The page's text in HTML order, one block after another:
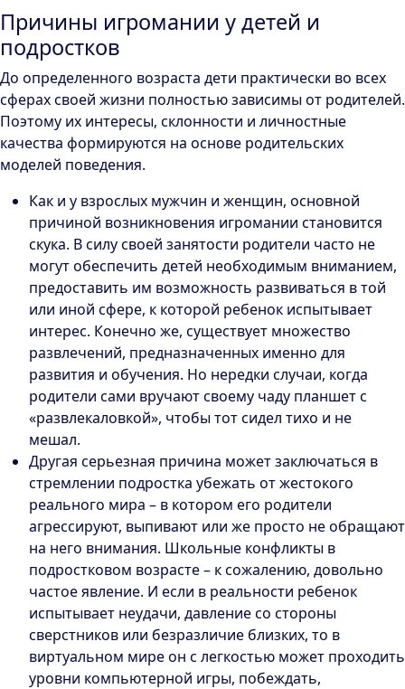
Причины игромании у детей и
подростков
До определенного возраста дети практически во всех
сферах своей жизни полностью зависимы от родителей.
Поэтому их интересы, склонности и личностные
качества формируются на основе родительских
моделей поведения.
Как и у взрослых мужчин и женщин, основной
причиной возникновения игромании становится
скука. В силу своей занятости родители часто не
могут обеспечить детей необходимым вниманием,
предоставить им возможность развиваться в той
или иной сфере, к которой ребенок испытывает
интерес. Конечно же, существует множество
развлечений, предназначенных именно для
развития и обучения. Но нередки случаи, когда
родители сами вручают своему чаду планшет с
«развлекаловкой», чтобы тот сидел тихо и не
мешал.
Другая серьезная причина может заключаться в
стремлении подростка убежать от жестокого
реального мира – в котором его родители
агрессируют, выпивают или же просто не обращают
на него внимания. Школьные конфликты в
подростковом возрасте – к сожалению, довольно
частое явление. И если в реальности ребенок
испытывает неудачи, давление со стороны
сверстников или безразличие близких, то в
виртуальном мире он с легкостью может проходить
уровни компьютерной игры, побеждать,